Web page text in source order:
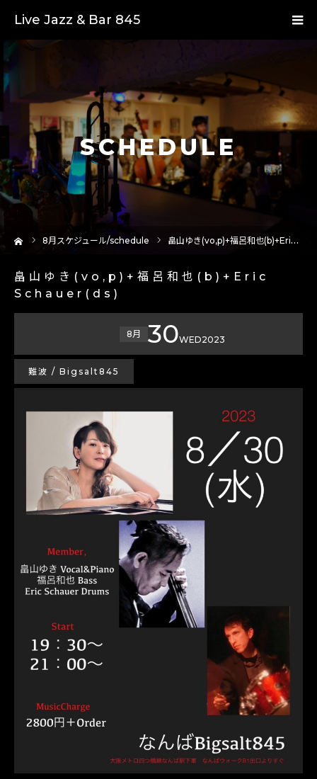
Live Jazz & Bar 845
SCHEDULE
8月スケジュール/schedule 畠山ゆき(vo,p)+福呂和也(b)+Eric Schauer(ds)
畠山ゆき(vo,p)+福呂和也(b)+Eric
Schauer(ds)
8月 30WED2023
難波 / Bigsalt845